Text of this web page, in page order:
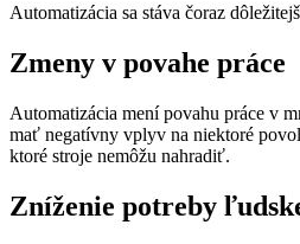
Automatizácia sa stáva čoraz
Zmeny v povahe práce
Automatizácia mení povahu práce v
mať negatívny vplyv na niektoré
ktoré stroje nemôžu nahradiť.
Zníženie potreby